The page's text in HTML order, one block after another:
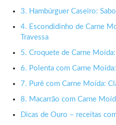
3. Hambúrguer Caseiro:
4. Escondidinho de Carne
Travessa
5. Croquete de Carne
6. Polenta com Carne
7. Purê com Carne Moída:
8. Macarrão com Carne
Dicas de Ouro – receitas